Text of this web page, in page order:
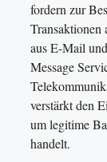
fordern zur
aus E-Mail und
Message
verstärkt den
um legitime
handelt.